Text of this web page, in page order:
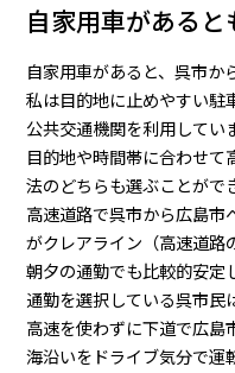
自家用車があると
自家用車があると、呉市か
私は目的地に止めやすい駐
公共交通機関を利用してい
目的地や時間帯に合わせ
法のどちらも選ぶことがで
高速道路で呉市から広島市
がクレアライン（高速道路
朝夕の通勤でも比較的安定
通勤を選択している呉市民
高速を使わずに下道で広島
海沿いをドライブ気分で運